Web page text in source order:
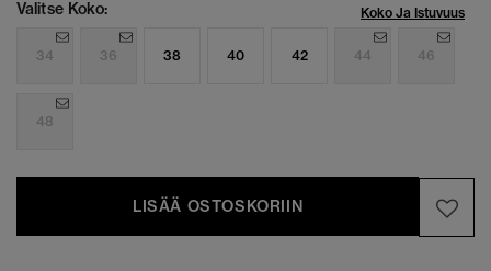
Valitse Koko: Koko Ja Istuvuus
34 36 38 40 42 44 46
48
LISÄÄ OSTOSKORIIN